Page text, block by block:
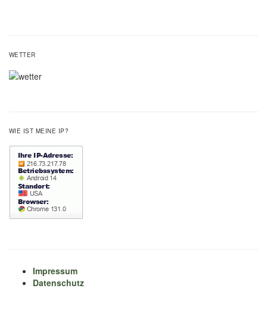
WETTER
WIE IST MEINE IP?
Impressum
Datenschutz